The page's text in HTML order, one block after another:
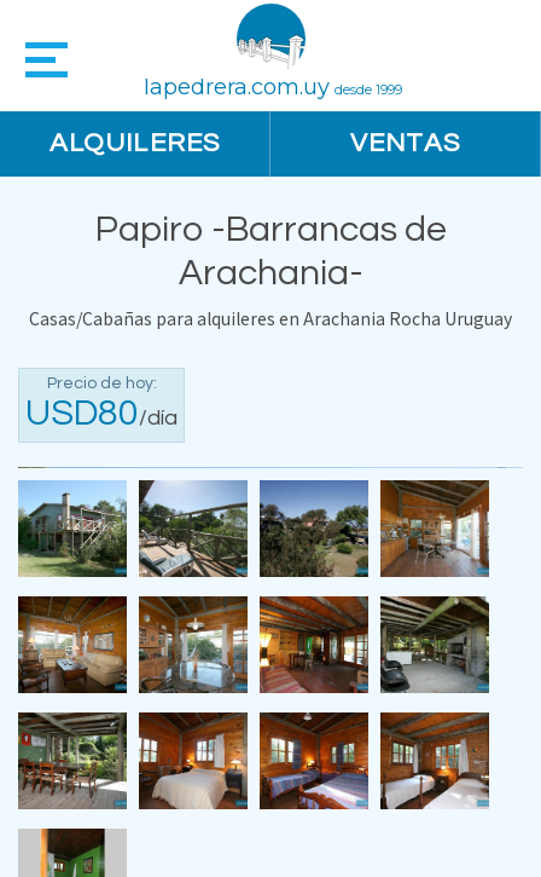
lapedrera.com.uy desde 1999
ALQUILERES VENTAS
Papiro -Barrancas de
Arachania-
Casas/Cabañas para alquileres en Arachania Rocha Uruguay
Precio de hoy:
USD80/día